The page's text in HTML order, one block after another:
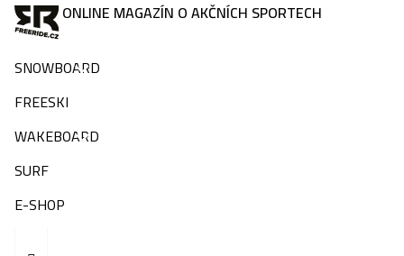
ONLINE MAGAZÍN O AKČNÍCH SPORTECH
SNOWBOARD
FREESKI
WAKEBOARD
SURF
E-SHOP